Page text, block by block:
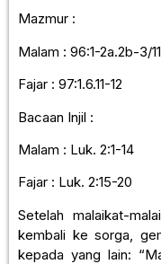
Mazmur :
Malam : 96:1-2a.2b-3/
Fajar : 97:1.6.11-12
Bacaan Injil :
Malam : Luk. 2:1-14
Fajar : Luk. 2:15-20
Setelah malaikat-
kembali ke sorga,
kepada yang lain: